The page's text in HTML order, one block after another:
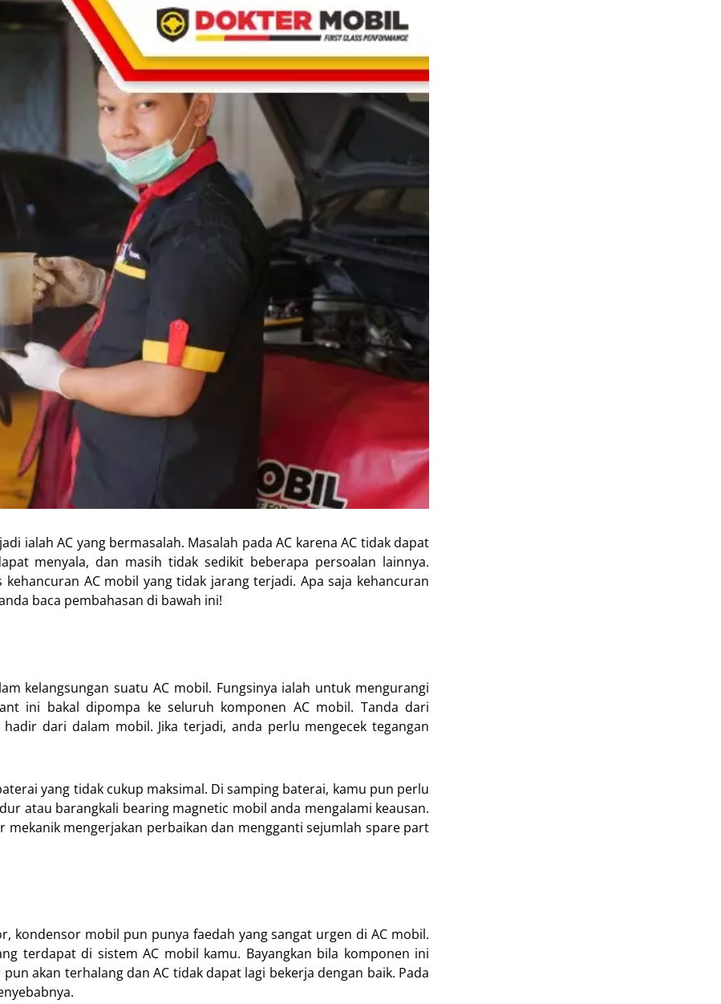
ialah AC yang bermasalah. Masalah pada AC karena AC tidak dapat
menyala, dan masih tidak sedikit beberapa persoalan lainnya.
AC mobil yang tidak jarang terjadi. Apa saja kehancuran
baca pembahasan di bawah ini!
kelangsungan suatu AC mobil. Fungsinya ialah untuk mengurangi
ini bakal dipompa ke seluruh komponen AC mobil. Tanda dari
dari dalam mobil. Jika terjadi, anda perlu mengecek tegangan
yang tidak cukup maksimal. Di samping baterai, kamu pun perlu
atau barangkali bearing magnetic mobil anda mengalami keausan.
mekanik mengerjakan perbaikan dan mengganti sejumlah spare part
kondensor mobil pun punya faedah yang sangat urgen di AC mobil.
terdapat di sistem AC mobil kamu. Bayangkan bila komponen ini
akan terhalang dan AC tidak dapat lagi bekerja dengan baik. Pada